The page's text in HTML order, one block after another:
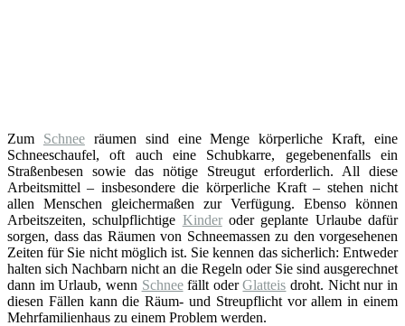
Zum Schneeräumen sind eine Menge körperliche Kraft, eine
Schneeschaufel, oft auch eine Schubkarre, gegebenenfalls ein
Straßenbesen sowie das nötige Streugut erforderlich. All diese
Arbeitsmittel – insbesondere die körperliche Kraft – stehen nicht
allen Menschen gleichermaßen zur Verfügung. Ebenso können
Arbeitszeiten, schulpflichtige Kinderoder geplante Urlaube dafür
sorgen, dass das Räumen von Schneemassen zu den vorgesehenen
Zeiten für Sie nicht möglich ist. Sie kennen das sicherlich: Entweder
halten sich Nachbarn nicht an die Regeln oder Sie sind ausgerechnet
dann im Urlaub, wenn Schneefällt oderGlatteis droht. Nicht nur in
diesen Fällen kann die Räum- und Streupflicht vor allem in einem
Mehrfamilienhaus zu einem Problem werden.